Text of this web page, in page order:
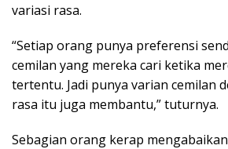
variasi rasa.
“Setiap orang punya preferensi
cemilan yang mereka cari ketika
tertentu. Jadi punya varian cemilan
rasa itu juga membantu,” tuturnya.
Sebagian orang kerap